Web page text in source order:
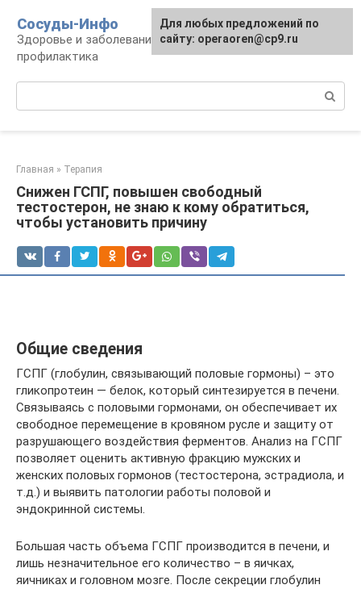
контенту
Сосуды-Инфо
Здоровье и заболевания сосудов и сердца,
профилактика
Главная » Терапия
Снижен ГСПГ, повышен свободный
тестостерон, не знаю к кому обратиться,
чтобы установить причину
Общие сведения
ГСПГ (глобулин, связывающий половые гормоны) – это
гликопротеин — белок, который синтезируется в печени.
Связываясь с половыми гормонами, он обеспечивает их
свободное перемещение в кровяном русле и защиту от
разрушающего воздействия ферментов. Анализ на ГСПГ
позволяет оценить активную фракцию мужских и
женских половых гормонов (тестостерона, эстрадиола, и
т.д.) и выявить патологии работы половой и
эндокринной системы.
Большая часть объема ГСПГ производится в печени, и
лишь незначительное его количество – в яичках,
яичниках и головном мозге. После секреции глобулин
Для любых предложений по
сайту: operaoren@cp9.ru